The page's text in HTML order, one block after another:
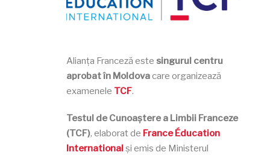
Alianța Franceză este singurul centru
aprobat în Moldovacare organizează
examenele TCF.
Testul de Cunoaștere a Limbii Franceze
(TCF), elaborat de France Éducation
Internationalși emis de Ministerul